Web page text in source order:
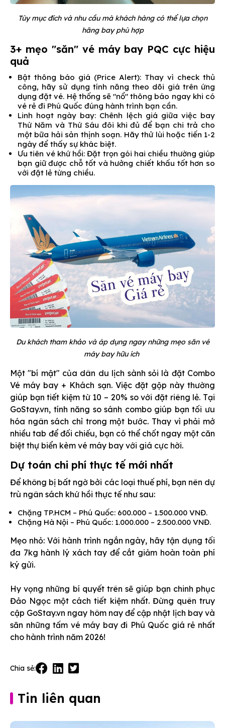
Tùy mục đích và nhu cầu mà khách hàng có thể lựa chọn
hãng bay phù hợp
3+ mẹo "săn" vé máy bay PQC cực hiệu
quả
Bật thông báo giá (Price Alert): Thay vì check thủ
công, hãy sử dụng tính năng theo dõi giá trên ứng
dụng đặt vé. Hệ thống sẽ "nổ" thông báo ngay khi có
vé rẻ đi Phú Quốc đúng hành trình bạn cần.
Linh hoạt ngày bay: Chênh lệch giá giữa việc bay
Thứ Năm và Thứ Sáu đôi khi đủ để bạn chi trả cho
một bữa hải sản thịnh soạn. Hãy thử lùi hoặc tiến 1-2
ngày để thấy sự khác biệt.
Ưu tiên vé khứ hồi: Đặt trọn gói hai chiều thường giúp
bạn giữ được chỗ tốt và hưởng chiết khấu tốt hơn so
với đặt lẻ từng chiều.
Du khách tham khảo và áp dụng ngay những mẹo săn vé
máy bay hữu ích
Một "bí mật" của dân du lịch sành sỏi là đặt Combo
Vé máy bay + Khách sạn. Việc đặt gộp này thường
giúp bạn tiết kiệm từ 10 – 20% so với đặt riêng lẻ. Tại
GoStay.vn, tính năng so sánh combo giúp bạn tối ưu
hóa ngân sách chỉ trong một bước. Thay vì phải mở
nhiều tab để đối chiếu, bạn có thể chốt ngay một căn
biệt thự biển kèm vé máy bay với giá cực hời.
Dự toán chi phí thực tế mới nhất
Để không bị bất ngờ bởi các loại thuế phí, bạn nên dự
trù ngân sách khứ hồi thực tế như sau:
Chặng TP.HCM – Phú Quốc: 600.000 – 1.500.000 VNĐ.
Chặng Hà Nội – Phú Quốc: 1.000.000 – 2.500.000 VNĐ.
Mẹo nhỏ: Với hành trình ngắn ngày, hãy tận dụng tối
đa 7kg hành lý xách tay để cắt giảm hoàn toàn phí
ký gửi.
Hy vọng những bí quyết trên sẽ giúp bạn chinh phục
Đảo Ngọc một cách tiết kiệm nhất. Đừng quên truy
cập GoStay.vn ngay hôm nay để cập nhật lịch bay và
săn những tấm vé máy bay đi Phú Quốc giá rẻ nhất
cho hành trình năm 2026!
Chia sẻ:
Tin liên quan